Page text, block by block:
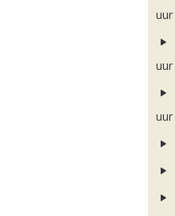
uur
uur
uur